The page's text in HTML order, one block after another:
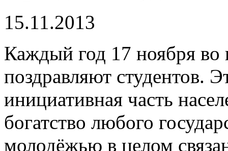
15.11.2013
Каждый год 17 ноября во
поздравляют студентов.
инициативная часть
богатство любого
молодёжью в целом